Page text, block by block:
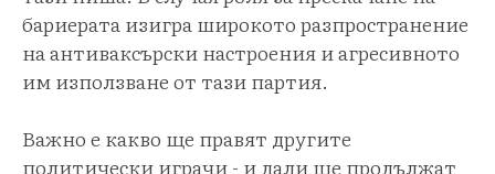
бариерата изигра широкото разпространение
на антиваксърски настроения и агресивното
им използване от тази партия.
Важно е какво ще правят другите
политически играчи - и дали ще продължат